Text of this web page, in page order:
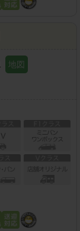
地図